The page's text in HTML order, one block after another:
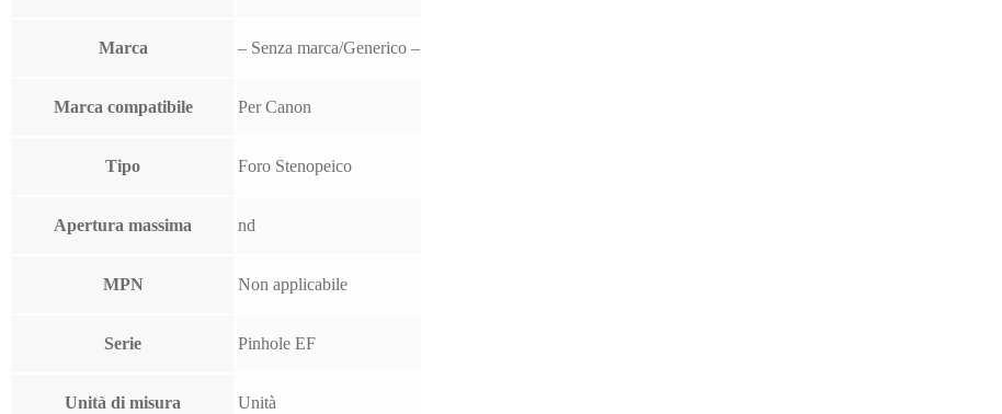
Marca – Senza marca/Generico –
Marca compatibile Per Canon
Tipo Foro Stenopeico
Apertura massima nd
MPN Non applicabile
Serie Pinhole EF
Unità di misura Unità